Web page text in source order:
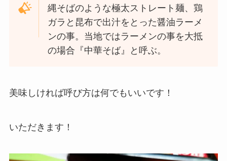
縄そばのような極太ストレート麺、鶏
ガラと昆布で出汁をとった醤油ラーメ
ンの事。当地ではラーメンの事を大抵
の場合『中華そば』と呼ぶ。
美味しければ呼び方は何でもいいです！
いただきます！